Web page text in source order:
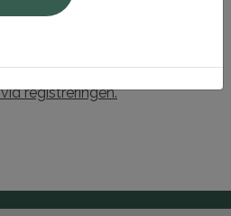
intresseanmälan raderas
SKRÄP-post om du har valt
registreringen.